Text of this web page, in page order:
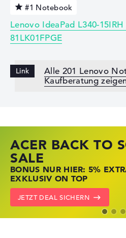
#1 Notebook
Lenovo IdeaPad L340-
81LK01FPGE
Alle 201 Lenovo
Kaufberatung
ACER BACK TO
SALE
BONUS NUR HIER: 5%
EXKLUSIV ON TOP
JETZT DEAL SICHERN
HP STORE SSV
JETZT ZUGREIFEN:
KRÄFTIG REDUZIERT
ZU DEN HP ANGEBOTEN
LENOVO
NOTEBOOKS BEI LENOVO
KRÄFTIG REDUZIERT
LENOVO DEALS ZEIGEN